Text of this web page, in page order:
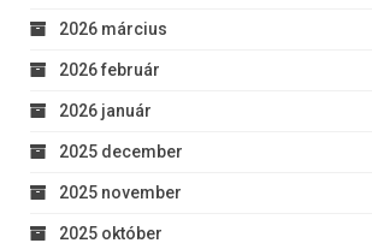
2026 március
2026 február
2026 január
2025 december
2025 november
2025 október